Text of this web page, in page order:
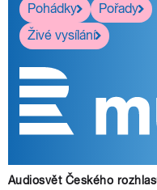
Pohádky
Pořady
Živé vysílání
Audiosvět Českého